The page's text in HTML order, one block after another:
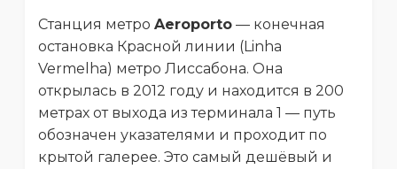
Станция метро Aeroporto — конечная
остановка Красной линии (Linha
Vermelha) метро Лиссабона. Она
открылась в 2012 году и находится в 200
метрах от выхода из терминала 1 — путь
обозначен указателями и проходит по
крытой галерее. Это самый дешёвый и